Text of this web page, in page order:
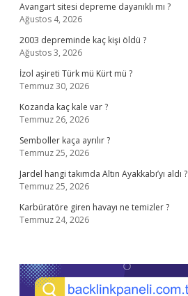
Avangart sitesi depreme dayanıklı mı ?
Ağustos 4, 2026
2003 depreminde kaç kişi öldü ?
Ağustos 3, 2026
İzol aşireti Türk mü Kürt mü ?
Temmuz 30, 2026
Kozanda kaç kale var ?
Temmuz 26, 2026
Semboller kaça ayrılır ?
Temmuz 25, 2026
Jardel hangi takımda Altın Ayakkabı’yı aldı ?
Temmuz 25, 2026
Karbüratöre giren havayı ne temizler ?
Temmuz 24, 2026